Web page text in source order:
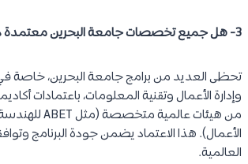
3- هل جميع تخصصات جامعة البحرين معتمدة دوليًا؟
تحظى العديد من برامج جامعة البحرين، خاصة في
وإدارة الأعمال وتقنية المعلومات، باعتمادات
الأعمال). هذا الاعتماد يضمن جودة البرنامج
العالمية.